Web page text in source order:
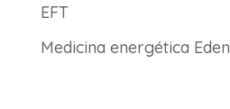
EFT
Medicina energética Eden